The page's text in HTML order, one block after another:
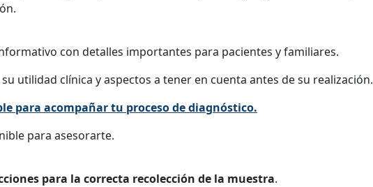
con detalles importantes para pacientes y familiares.
utilidad clínica y aspectos a tener en cuenta antes de su realización.
para acompañar tu proceso de diagnóstico.
para asesorarte.
para la correcta recolección de la muestra.